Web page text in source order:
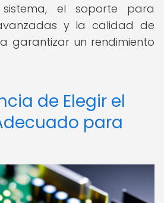
el soporte para
y la calidad de
garantizar un rendimiento
de Elegir el
para